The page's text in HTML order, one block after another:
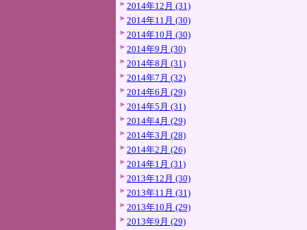
2014年12月 (31)
2014年11月 (30)
2014年10月 (30)
2014年9月 (30)
2014年8月 (31)
2014年7月 (32)
2014年6月 (29)
2014年5月 (31)
2014年4月 (29)
2014年3月 (28)
2014年2月 (26)
2014年1月 (31)
2013年12月 (30)
2013年11月 (31)
2013年10月 (29)
2013年9月 (29)